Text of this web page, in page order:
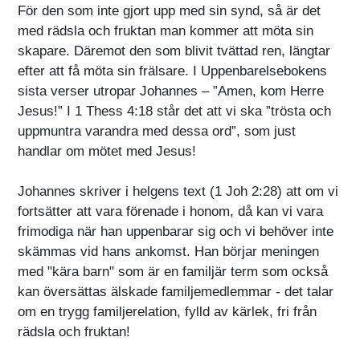
För den som inte gjort upp med sin synd, så är det
med rädsla och fruktan man kommer att möta sin
skapare. Däremot den som blivit tvättad ren, längtar
efter att få möta sin frälsare. I Uppenbarelsebokens
sista verser utropar Johannes – ”Amen, kom Herre
Jesus!” I 1 Thess 4:18 står det att vi ska ”trösta och
uppmuntra varandra med dessa ord”, som just
handlar om mötet med Jesus!
Johannes skriver i helgens text (1 Joh 2:28) att om vi
fortsätter att vara förenade i honom, då kan vi vara
frimodiga när han uppenbarar sig och vi behöver inte
skämmas vid hans ankomst. Han börjar meningen
med "kära barn" som är en familjär term som också
kan översättas älskade familjemedlemmar - det talar
om en trygg familjerelation, fylld av kärlek, fri från
rädsla och fruktan!